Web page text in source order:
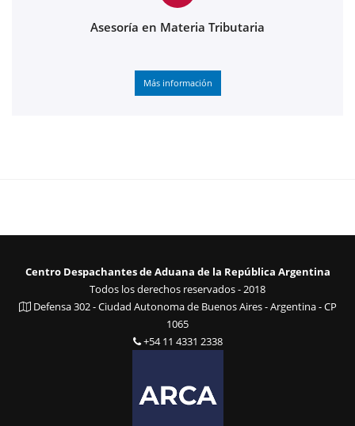
Asesoría en Materia Tributaria
Más información
Centro Despachantes de Aduana de la República Argentina
Todos los derechos reservados - 2018
Defensa 302 - Ciudad Autonoma de Buenos Aires - Argentina - CP
1065
+54 11 4331 2338